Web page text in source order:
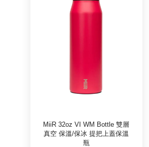
MiiR 32oz VI WM Bottle 雙層
真空 保溫/保冰 提把上蓋保溫
瓶